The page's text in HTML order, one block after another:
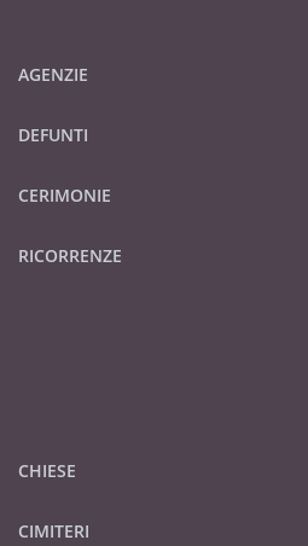
AGENZIE
DEFUNTI
CERIMONIE
RICORRENZE
CHIESE
CIMITERI